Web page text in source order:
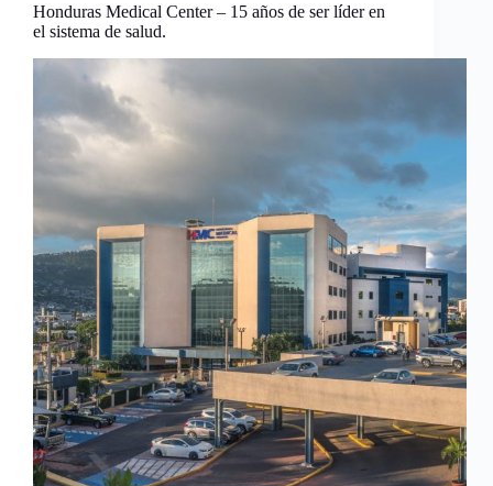
Honduras Medical Center – 15 años de ser líder en
el sistema de salud.